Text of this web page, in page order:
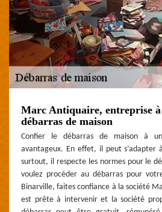
Marc Antiquaire, entreprise
débarras de maison
Confier le débarras de maison à
avantageux. En effet, il peut s’adapter
surtout, il respecte les normes pour le
voulez procéder au débarras pour
Binarville, faites confiance à la société
est prête à intervenir et la société